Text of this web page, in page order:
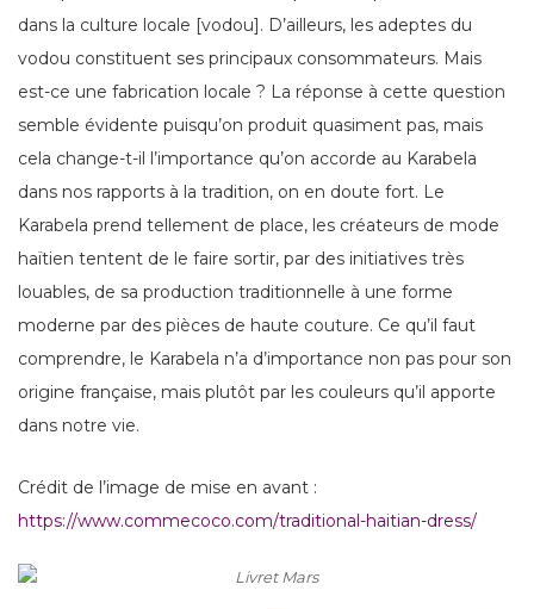
dans la culture locale [vodou]. D’ailleurs, les adeptes du
vodou constituent ses principaux consommateurs. Mais
est-ce une fabrication locale ? La réponse à cette question
semble évidente puisqu’on produit quasiment pas, mais
cela change-t-il l’importance qu’on accorde au Karabela
dans nos rapports à la tradition, on en doute fort. Le
Karabela prend tellement de place, les créateurs de mode
haïtien tentent de le faire sortir, par des initiatives très
louables, de sa production traditionnelle à une forme
moderne par des pièces de haute couture. Ce qu’il faut
comprendre, le Karabela n’a d’importance non pas pour son
origine française, mais plutôt par les couleurs qu’il apporte
dans notre vie.
Crédit de l’image de mise en avant :
https://www.commecoco.com/traditional-haitian-dress/